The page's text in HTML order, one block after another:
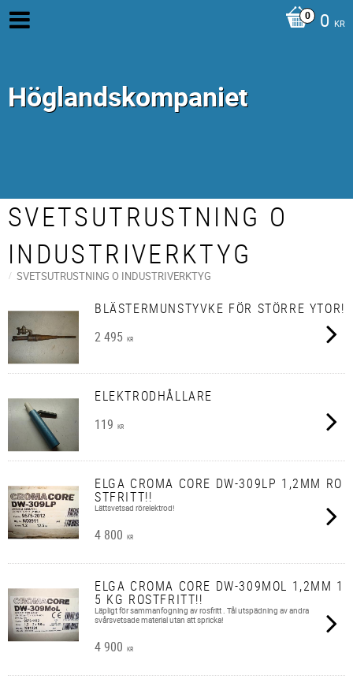
0 KR
Höglandskompaniet
SVETSUTRUSTNING O
INDUSTRIVERKTYG
SVETSUTRUSTNING O INDUSTRIVERKTYG
BLÄSTERMUNSTYVKE FÖR STÖRRE YTOR!
2 495 KR
ELEKTRODHÅLLARE
119 KR
ELGA CROMA CORE DW-309LP 1,2MM RO
STFRITT!!
Lättsvetsad rörelektrod!
4 800 KR
ELGA CROMA CORE DW-309MOL 1,2MM 1
5 KG ROSTFRITT!!
Läpligt för sammanfogning av rosfritt . Tål utspädning av andra
svårsvetsade material utan att spricka!
4 900 KR